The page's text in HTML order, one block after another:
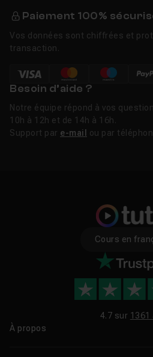
Paiement 100%
Vos données sont chiffrées et
transaction.
Besoin d’aide ?
Notre équipe répond à vos
10h à 12h et de 14h à 16h.
Support par e-mail ou par
Cours en
4.7 sur 1361
À propos